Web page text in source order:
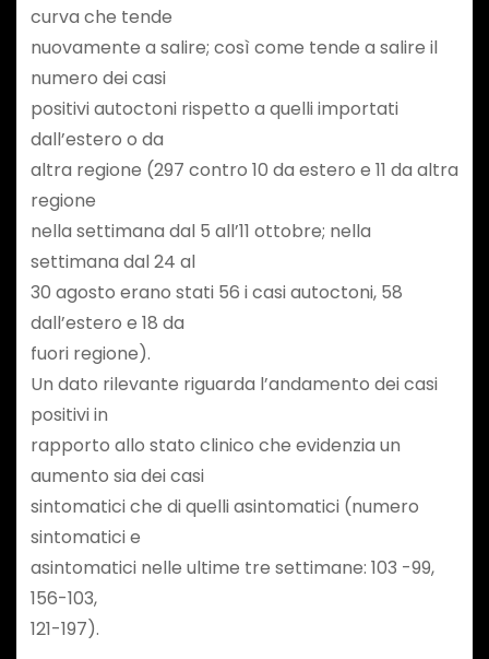
curva che tende
nuovamente a salire; così come tende a salire il
numero dei casi
positivi autoctoni rispetto a quelli importati
dall’estero o da
altra regione (297 contro 10 da estero e 11 da altra
regione
nella settimana dal 5 all’11 ottobre; nella
settimana dal 24 al
30 agosto erano stati 56 i casi autoctoni, 58
dall’estero e 18 da
fuori regione).
Un dato rilevante riguarda l’andamento dei casi
positivi in
rapporto allo stato clinico che evidenzia un
aumento sia dei casi
sintomatici che di quelli asintomatici (numero
sintomatici e
asintomatici nelle ultime tre settimane: 103 -99,
156-103,
121-197).